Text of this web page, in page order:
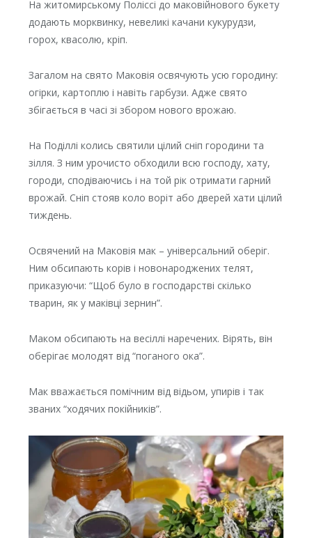
На житомирському Поліссі до маковійнового букету
додають морквинку, невеликі качани кукурудзи,
горох, квасолю, кріп.
Загалом на свято Маковія освячують усю городину:
огірки, картоплю і навіть гарбузи. Адже свято
збігається в часі зі збором нового врожаю.
На Поділлі колись святили цілий сніп городини та
зілля. З ним урочисто обходили всю господу, хату,
городи, сподіваючись і на той рік отримати гарний
врожай. Сніп стояв коло воріт або дверей хати цілий
тиждень.
Освячений на Маковія мак – універсальний оберіг.
Ним обсипають корів і новонароджених телят,
приказуючи: “Щоб було в господарстві скілько
тварин, як у маківці зернин”.
Маком обсипають на весіллі наречених. Вірять, він
оберігає молодят від “поганого ока”.
Мак вважається помічним від відьом, упирів і так
званих “ходячих покійників”.